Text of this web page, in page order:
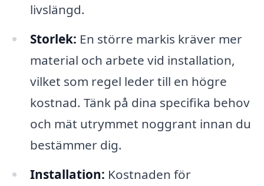
livslängd.
Storlek: En större markis kräver mer
material och arbete vid installation,
vilket som regel leder till en högre
kostnad. Tänk på dina specifika behov
och mät utrymmet noggrant innan du
bestämmer dig.
Installation: Kostnaden för